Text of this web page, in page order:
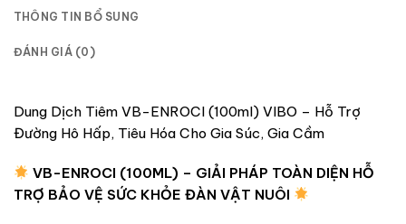
THÔNG TIN BỔ SUNG
ĐÁNH GIÁ (0)
Dung Dịch Tiêm VB-ENROCI (100ml) VIBO – Hỗ Trợ
Đường Hô Hấp, Tiêu Hóa Cho Gia Súc, Gia Cầm
VB-ENROCI (100ML) – GIẢI PHÁP TOÀN DIỆN HỖ
TRỢ BẢO VỆ SỨC KHỎE ĐÀN VẬT NUÔI